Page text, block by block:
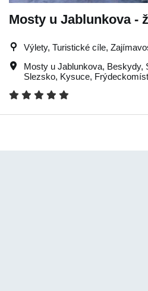
Mosty u Jablunkova -
Výlety, Turistické cíle,
Mosty u Jablunkova, Beskydy,
Slezsko, Kysuce,